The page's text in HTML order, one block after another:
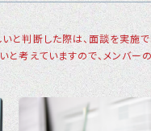
と判断した際は、面談を実施で
考えていますので、メンバ